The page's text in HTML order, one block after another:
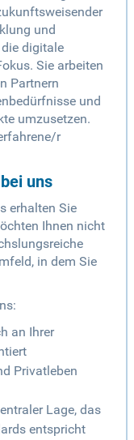
und
digitale
Sie arbeiten
Partnern
und
umzusetzen.
r
uns
erhalten Sie
Ihnen nicht
in dem Sie
an Ihrer
Privatleben
Lage, das
entspricht